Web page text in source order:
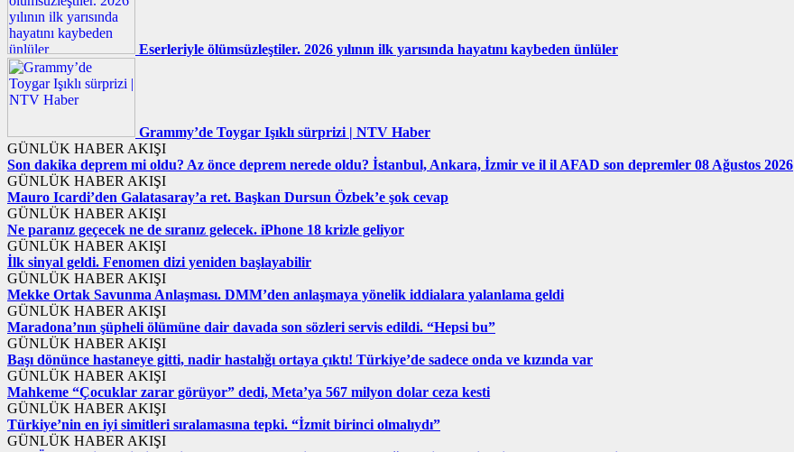
Eserleriyle ölümsüzleştiler. 2026 yılının ilk yarısında hayatını kaybeden ünlüler
Grammy’de Toygar Işıklı sürprizi | NTV Haber
GÜNLÜK HABER AKIŞI
Son dakika deprem mi oldu? Az önce deprem nerede oldu? İstanbul, Ankara, İzmir ve il il AFAD son depremler 08 Ağustos 2026
GÜNLÜK HABER AKIŞI
Mauro Icardi’den Galatasaray’a ret. Başkan Dursun Özbek’e şok cevap
GÜNLÜK HABER AKIŞI
Ne paranız geçecek ne de sıranız gelecek. iPhone 18 krizle geliyor
GÜNLÜK HABER AKIŞI
İlk sinyal geldi. Fenomen dizi yeniden başlayabilir
GÜNLÜK HABER AKIŞI
Mekke Ortak Savunma Anlaşması. DMM’den anlaşmaya yönelik iddialara yalanlama geldi
GÜNLÜK HABER AKIŞI
Maradona’nın şüpheli ölümüne dair davada son sözleri servis edildi. “Hepsi bu”
GÜNLÜK HABER AKIŞI
Başı dönünce hastaneye gitti, nadir hastalığı ortaya çıktı! Türkiye’de sadece onda ve kızında var
GÜNLÜK HABER AKIŞI
Mahkeme “Çocuklar zarar görüyor” dedi, Meta’ya 567 milyon dolar ceza kesti
GÜNLÜK HABER AKIŞI
Türkiye’nin en iyi simitleri sıralamasına tepki. “İzmit birinci olmalıydı”
GÜNLÜK HABER AKIŞI